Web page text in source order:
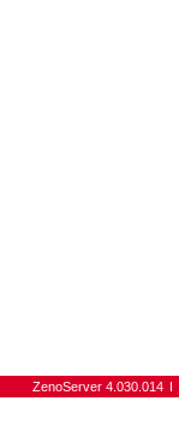
ZenoServer 4.030.014